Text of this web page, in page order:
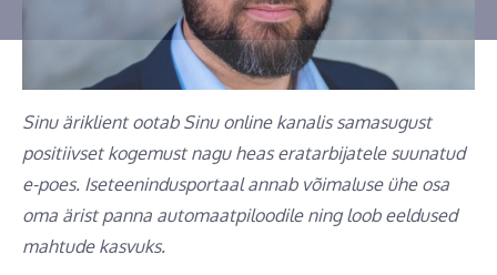
Sinu äriklient ootab Sinu online kanalis samasugust
positiivset kogemust nagu heas eratarbijatele suunatud
e-poes. Iseteenindusportaal annab võimaluse ühe osa
oma ärist panna automaatpiloodile ning loob eeldused
mahtude kasvuks.